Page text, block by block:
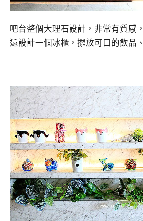
吧台整個大理石設計，非常有質感
還設計一個冰櫃，擺放可口的飲品